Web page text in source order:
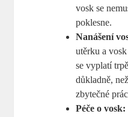
vosk se
poklesne.
Nanášení
utěrku a
se vyplatí
důkladně,
zbytečné
Péče o vosk: